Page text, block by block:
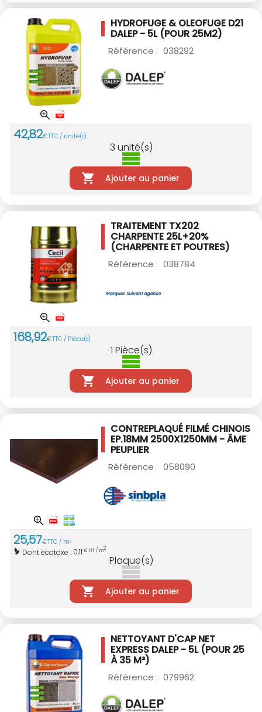
HYDROFUGE & OLEOFUGE D21
DALEP - 5L (POUR 25M2)
Référence : 038292
42,82€TTC / unité(s)
3 unité(s)
Ajouter au panier
TRAITEMENT TX202
CHARPENTE 25L+20%
(CHARPENTE ET POUTRES)
Référence : 038784
168,92€TTC / Pièce(s)
1 Pièce(s)
Ajouter au panier
CONTREPLAQUÉ FILMÉ CHINOIS
EP.18MM 2500X1250MM - ÂME
PEUPLIER
Référence : 058090
25,57€TTC / m2
Dont écotaxe : 0,11 € HT / m2
Plaque(s)
Ajouter au panier
NETTOYANT D'CAP NET
EXPRESS DALEP - 5L (POUR 25
À 35 M²)
Référence : 079962